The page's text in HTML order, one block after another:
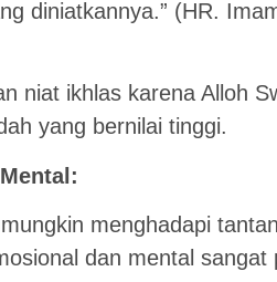
diniatkannya.” (HR.
niat ikhlas karena Alloh
yang bernilai tinggi.
menghadapi
dan mental sangat